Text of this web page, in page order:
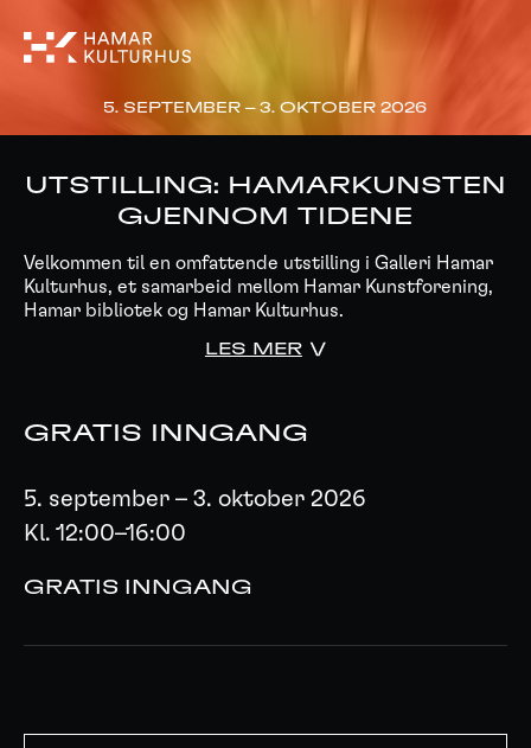
5. SEPTEMBER – 3. OKTOBER 2026
UTSTILLING: HAMARKUNSTEN
GJENNOM TIDENE
Velkommen til en omfattende utstilling i Galleri Hamar
Kulturhus, et samarbeid mellom Hamar Kunstforening,
Hamar bibliotek og Hamar Kulturhus.
LES MER
GRATIS INNGANG
5. september – 3. oktober 2026
Kl. 12:00–16:00
GRATIS INNGANG